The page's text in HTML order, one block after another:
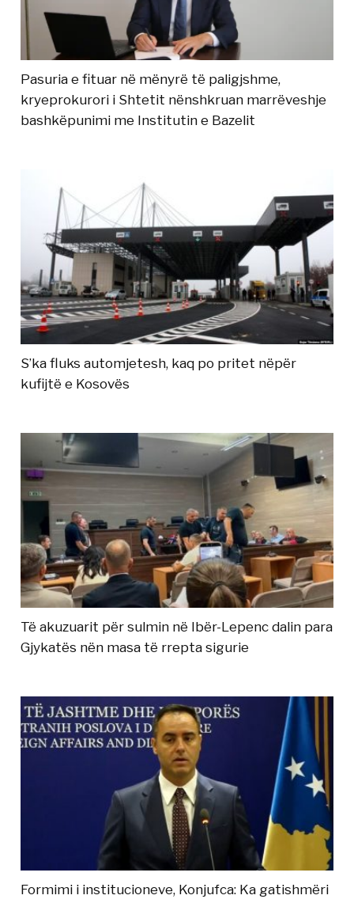
Pasuria e fituar në mënyrë të paligjshme,
kryeprokurori i Shtetit nënshkruan marrëveshje
bashkëpunimi me Institutin e Bazelit
S’ka fluks automjetesh, kaq po pritet nëpër
kufijtë e Kosovës
Të akuzuarit për sulmin në Ibër-Lepenc dalin para
Gjykatës nën masa të rrepta sigurie
Formimi i institucioneve, Konjufca: Ka gatishmëri